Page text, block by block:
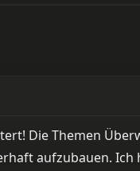
Die Themen
aufzubauen. Ich